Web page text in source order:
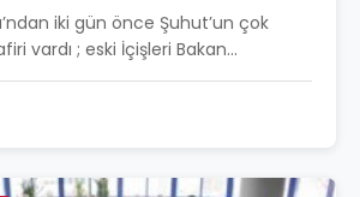
iki gün önce Şuhut’un çok
vardı ; eski İçişleri Bakan...